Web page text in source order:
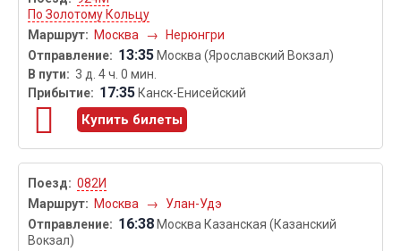
По Золотому Кольцу
Москва
→ Нерюнгри
13:35 Москва (Ярославский Вокзал)
3 д. 4 ч. 0 мин.
17:35 Канск-Енисейский
Купить билеты
082И
Москва
→ Улан-Удэ
16:38 Москва Казанская (Казанский
Вокзал)